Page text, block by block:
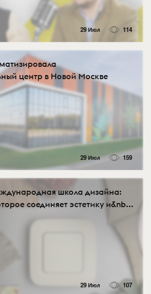
29 Июл 114
центр в Новой Москве
29 Июл 159
школа дизайна:
соединяет эстетику и&nb...
29 Июл 107